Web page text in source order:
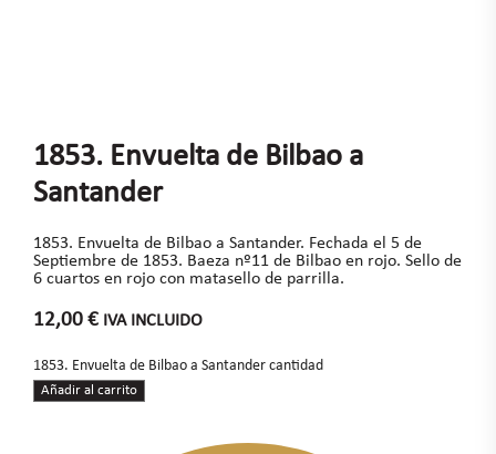
1853. Envuelta de Bilbao a
Santander
1853. Envuelta de Bilbao a Santander. Fechada el 5 de
Septiembre de 1853. Baeza nº11 de Bilbao en rojo. Sello de
6 cuartos en rojo con matasello de parrilla.
12,00 € IVA INCLUIDO
1853. Envuelta de Bilbao a Santander cantidad
Añadir al carrito